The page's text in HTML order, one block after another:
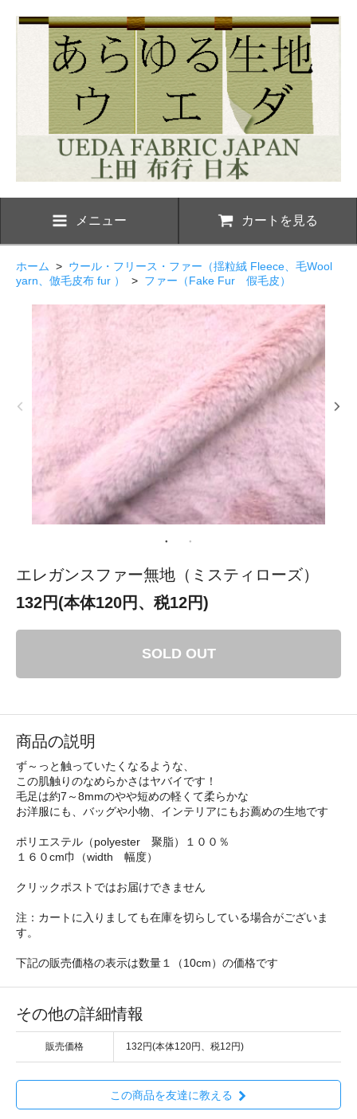
メニュー カートを見る
ホーム > ウール・フリース・ファー（揺粒絨 Fleece、毛Wool
yarn、倣毛皮布 fur ）
> ファー（Fake Fur 假毛皮）
エレガンスファー無地（ミスティローズ）
132円(本体120円、税12円)
SOLD OUT
商品の説明
ず～っと触っていたくなるような、
この肌触りのなめらかさはヤバイです！
毛足は約7～8mmのやや短めの軽くて柔らかな
お洋服にも、バッグや小物、インテリアにもお薦めの生地です
ポリエステル（polyester 聚脂）１００％
１６０cm巾（width 幅度）
クリックポストではお届けできません
注：カートに入りましても在庫を切らしている場合がございま
す。
下記の販売価格の表示は数量１（10cm）の価格です
その他の詳細情報
販売価格 132円(本体120円、税12円)
この商品を友達に教える